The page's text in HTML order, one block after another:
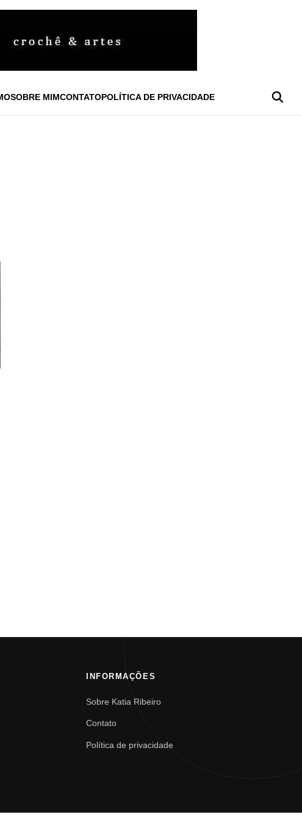
SOBRE MIMCONTATOPOLÍTICA DE PRIVACIDADE
INFORMAÇÕES
Sobre Katia Ribeiro
Contato
Política de privacidade